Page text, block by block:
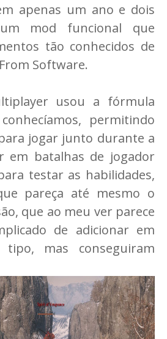
apenas um ano e dois
mod funcional que
tão conhecidos de
Software.
usou a fórmula
permitindo
jogar junto durante a
em batalhas de jogador
testar as habilidades,
pareça até mesmo o
que ao meu ver parece
de adicionar em
tipo, mas conseguiram